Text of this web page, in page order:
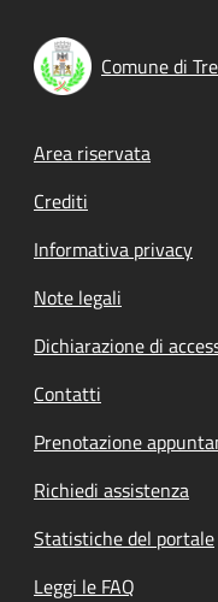
Comune di
Footer menu
Area riservata
Crediti
Informativa privacy
Note legali
Dichiarazione di
Contatti
Prenotazione
Richiedi assistenza
Statistiche del portale
Leggi le FAQ